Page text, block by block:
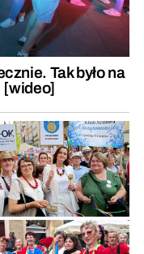
Tak było na
[wideo]